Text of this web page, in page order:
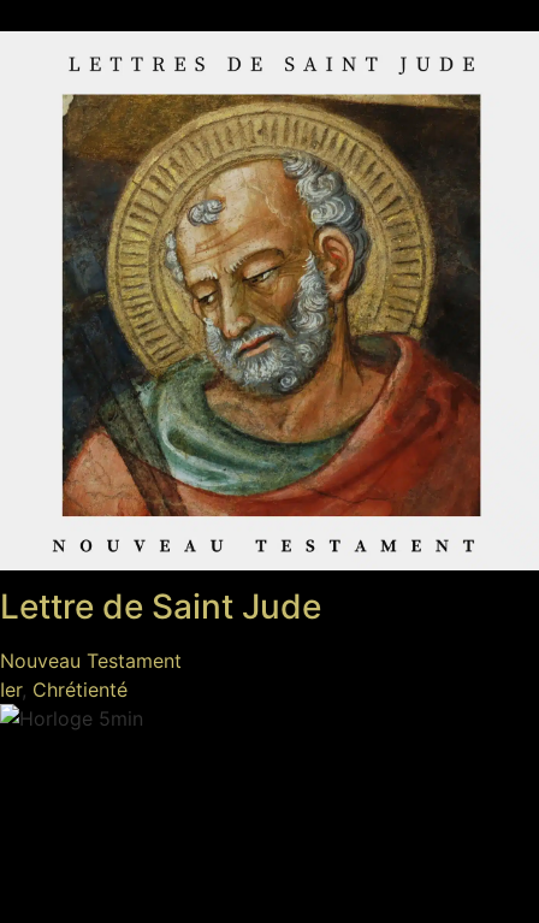
Lettre de Saint Jude
Nouveau Testament
Ier, Chrétienté
5min